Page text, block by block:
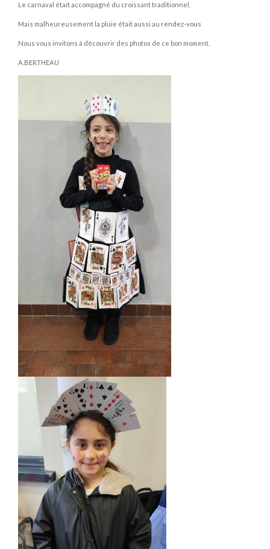
Le carnaval était accompagné du croissant traditionnel.
Mais malheureusement la pluie était aussi au rendez-vous
Nous vous invitons à découvrir des photos de ce bon moment.
A.BERTHEAU